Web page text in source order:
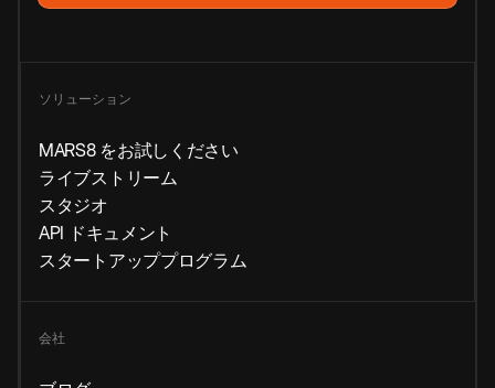
ソリューション
MARS8 をお試しください
ライブストリーム
スタジオ
API ドキュメント
スタートアッププログラム
会社